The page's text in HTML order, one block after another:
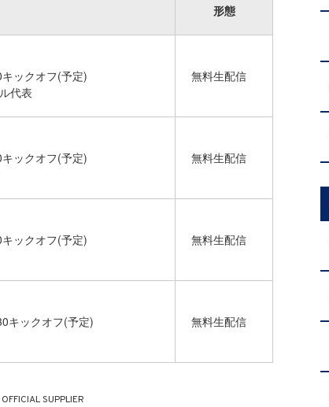
形態
ックオフ(予定)
代表
無料生配信
ックオフ(予定)
無料生配信
ックオフ(予定)
無料生配信
キックオフ(予定)
無料生配信
OFFICIALSUPPLIER